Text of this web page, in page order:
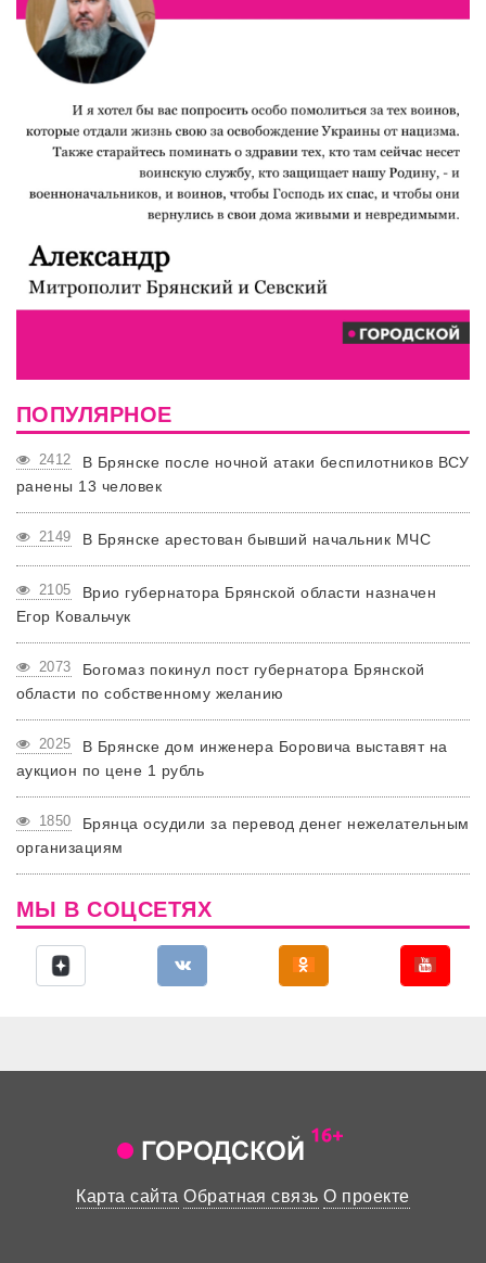
ПОПУЛЯРНОЕ
2412
В Брянске после ночной атаки беспилотников ВСУ
ранены 13 человек
2149 В Брянске арестован бывший начальник МЧС
2105
Врио губернатора Брянской области назначен
Егор Ковальчук
2073
Богомаз покинул пост губернатора Брянской
области по собственному желанию
2025
В Брянске дом инженера Боровича выставят на
аукцион по цене 1 рубль
1850
Брянца осудили за перевод денег нежелательным
организациям
МЫ В СОЦСЕТЯХ
Карта сайта Обратная связь О проекте